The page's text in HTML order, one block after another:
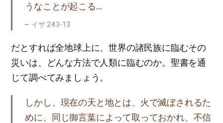
うなことが起こる…
イザ 24:3-13
だとすれば全地球上に、世界の諸民族に臨むその
災いは、どんな方法で人類に臨むのか。聖書を通
じて調べてみましょう。
しかし、現在の天と地とは、火で滅ぼされるた
めに、同じ御言葉によって取っておかれ、不信